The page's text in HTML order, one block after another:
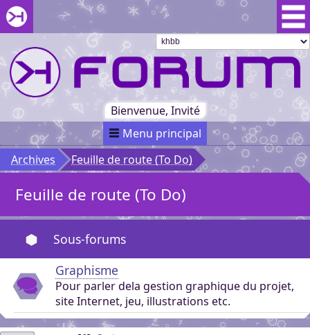
Aller au menu du forum
Aller au contenu du forum
Aller à la recherche dans le forum
Passer le
menu
Khaganat
au début
du menu
Khaganat
Bienvenue, Invité
Menu principal
Archives
Feuille de route (To Do)
Feuille de route (To Do)
Sous-forums
Graphisme
Pour parler dela gestion graphique du projet,
site Internet, jeu, illustrations etc.